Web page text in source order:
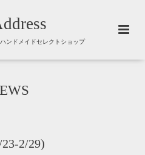
ンドメイドセレクトショップ
2/29)